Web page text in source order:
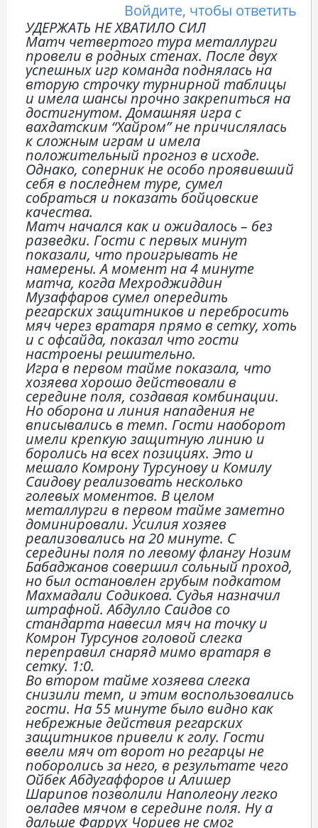
Войдите, чтобы ответить
УДЕРЖАТЬ НЕ ХВАТИЛО СИЛ
Матч четвертого тура металлурги
провели в родных стенах. После двух
успешных игр команда поднялась на
вторую строчку турнирной таблицы
и имела шансы прочно закрепиться на
достигнутом. Домашняя игра с
вахдатским “Хайром” не причислялась
к сложным играм и имела
положительный прогноз в исходе.
Однако, соперник не особо проявивший
себя в последнем туре, сумел
собраться и показать бойцовские
качества.
Матч начался как и ожидалось – без
разведки. Гости с первых минут
показали, что проигрывать не
намерены. А момент на 4 минуте
матча, когда Мехроджиддин
Музаффаров сумел опередить
регарских защитников и перебросить
мяч через вратаря прямо в сетку, хоть
и с офсайда, показал что гости
настроены решительно.
Игра в первом тайме показала, что
хозяева хорошо действовали в
середине поля, создавая комбинации.
Но оборона и линия нападения не
вписывались в темп. Гости наоборот
имели крепкую защитную линию и
боролись на всех позициях. Это и
мешало Комрону Турсунову и Комилу
Саидову реализовать несколько
голевых моментов. В целом
металлурги в первом тайме заметно
доминировали. Усилия хозяев
реализовались на 20 минуте. С
середины поля по левому флангу Нозим
Бабаджанов совершил сольный проход,
но был остановлен грубым подкатом
Махмадали Содикова. Судья назначил
штрафной. Абдулло Саидов со
стандарта навесил мяч на точку и
Комрон Турсунов головой слегка
переправил снаряд мимо вратаря в
сетку. 1:0.
Во втором тайме хозяева слегка
снизили темп, и этим воспользовались
гости. На 55 минуте было видно как
небрежные действия регарских
защитников привели к голу. Гости
ввели мяч от ворот но регарцы не
поборолись за него, в результате чего
Ойбек Абдугаффоров и Алишер
Шарипов позволили Наполеону легко
овладев мячом в середине поля. Ну а
дальше Фаррух Чориев не смог